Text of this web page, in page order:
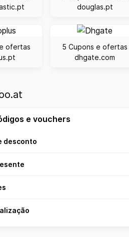
douglas.pt
ofertas
5 Cupons e ofertas
dhgate.com
e vouchers
desconto